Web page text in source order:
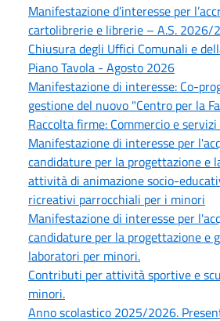
Manifestazione d’interesse per
cartolibrerie e librerie – A.S. 2026/
Chiusura degli Uffici Comunali e
Piano Tavola - Agosto 2026
Manifestazione di interesse: Co-
gestione del nuovo "Centro per la
Raccolta firme: Commercio e
Manifestazione di interesse per
candidature per la progettazione e
attività di animazione socio-
ricreativi parrocchiali per i minori
Manifestazione di interesse per
candidature per la progettazione e
laboratori per minori.
Contributi per attività sportive e
minori.
Anno scolastico 2025/2026.